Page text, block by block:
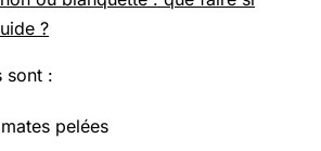
?
sont :
pelées